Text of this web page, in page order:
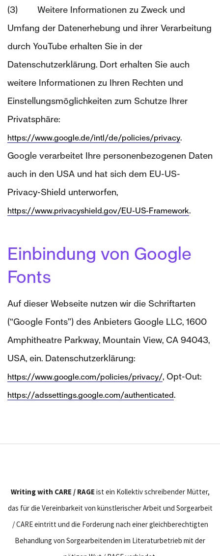
(3) Weitere Informationen zu Zweck und
Umfang der Datenerhebung und ihrer Verarbeitung
durch YouTube erhalten Sie in der
Datenschutzerklärung. Dort erhalten Sie auch
weitere Informationen zu Ihren Rechten und
Einstellungsmöglichkeiten zum Schutze Ihrer
Privatsphäre:
https://www.google.de/intl/de/policies/privacy.
Google verarbeitet Ihre personenbezogenen Daten
auch in den USA und hat sich dem EU-US-
Privacy-Shield unterworfen,
https://www.privacyshield.gov/EU-US-Framework.
Einbindung von Google
Fonts
Auf dieser Webseite nutzen wir die Schriftarten
(“Google Fonts”) des Anbieters Google LLC, 1600
Amphitheatre Parkway, Mountain View, CA 94043,
USA, ein. Datenschutzerklärung:
https://www.google.com/policies/privacy/, Opt-Out:
https://adssettings.google.com/authenticated.
Writing with CARE / RAGE ist ein Kollektiv schreibender Mütter,
das für die Vereinbarkeit von künstlerischer Arbeit und Sorgearbeit
/ CARE eintritt und die Forderung nach einer gleichberechtigten
Behandlung von Sorgearbeitenden im Literaturbetrieb mit der